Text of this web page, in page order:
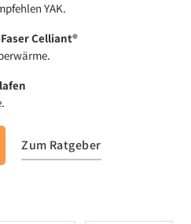
YAK.
Celliant®
Zum Ratgeber